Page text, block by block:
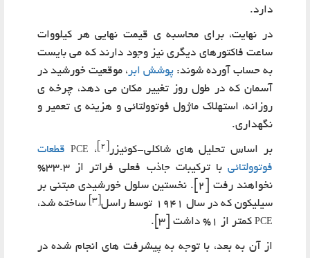
دارد.
در نهایت، برای محاسبه ی قیمت نهایی هر کیلووات
ساعت فاکتورهای دیگری نیز وجود دارند که می بایست
به حساب آورده شوند:پوشش ابر، موقعیت خورشید در
آسمان که در طول روز تغییر مکان می دهد، چرخه ی
روزانه، استهلاک ماژول فوتوولتائی و هزینه ی تعمیر و
نگهداری.
بر اساس تحلیل های شاکلی-کوئیزر[2] ، PCEقطعات
فوتوولتائی
با ترکیبات جاذب فعلی فراتر از 33.3%
نخواهند رفت [2]. نخستین سلول خورشیدی مبتنی بر
سیلیکون که در سال 1941 توسط راسل
[3] ساخته شد،
کمتر از 1% داشت [3].
از آن به بعد، با توجه به پیشرفت های انجام شده در